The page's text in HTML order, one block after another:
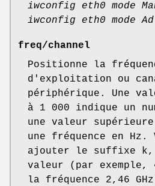
iwconfig eth0 mode
iwconfig eth0 mode
freq/channel
Positionne la
d'exploitation ou
périphérique. Une
à 1 000 indique un
une valeur
une fréquence en Hz.
ajouter le suffixe k,
valeur (par exemple,
la fréquence 2,46